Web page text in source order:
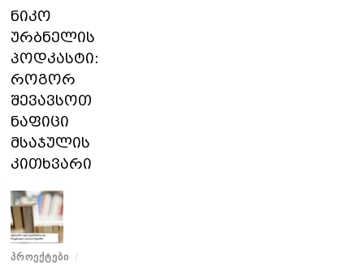
ნიკო
ურბნელის
პოდკასტი:
როგორ
შევავსოთ
ნაფიცი
მსაჯულის
კითხვარი
ᲞᲠᲝᲔᲥᲢᲔᲑᲘ /